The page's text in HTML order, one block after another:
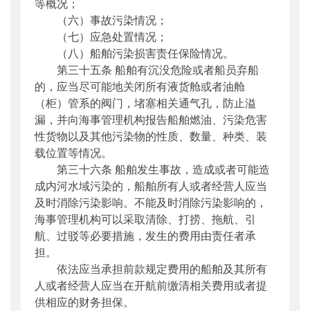
等概况；
（六）事故污染情况；
（七）应急处置情况；
（八）船舶污染损害责任保险情况。
第三十五条 船舶有沉没危险或者船员弃船
的，应当尽可能地关闭所有液货舱或者油舱
（柜）管系的阀门，堵塞相关通气孔，防止溢
漏，并向海事管理机构报告船舶燃油、污染危害
性货物以及其他污染物的性质、数量、种类、装
载位置等情况。
第三十六条 船舶发生事故，造成或者可能造
成内河水域污染的，船舶所有人或者经营人应当
及时消除污染影响。不能及时消除污染影响的，
海事管理机构可以采取清除、打捞、拖航、引
航、过驳等必要措施，发生的费用由责任者承
担。
依法应当承担前款规定费用的船舶及其所有
人或者经营人应当在开航前缴清相关费用或者提
供相应的财务担保。